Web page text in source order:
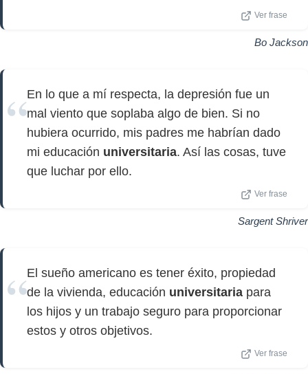
Ver frase
Bo Jackson
En lo que a mí respecta, la depresión fue un
mal viento que soplaba algo de bien. Si no
hubiera ocurrido, mis padres me habrían dado
mi educación universitaria. Así las cosas, tuve
que luchar por ello.
Ver frase
Sargent Shriver
El sueño americano es tener éxito, propiedad
de la vivienda, educación universitaria para
los hijos y un trabajo seguro para proporcionar
estos y otros objetivos.
Ver frase